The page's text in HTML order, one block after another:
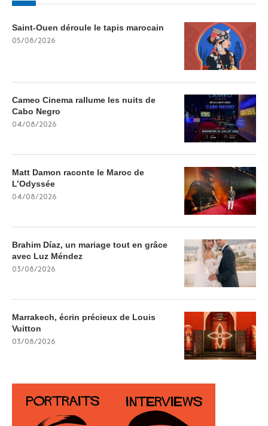
Saint-Ouen déroule le tapis marocain
05/08/2026
Cameo Cinema rallume les nuits de
Cabo Negro
04/08/2026
Matt Damon raconte le Maroc de
L’Odyssée
04/08/2026
Brahim Díaz, un mariage tout en grâce
avec Luz Méndez
03/08/2026
Marrakech, écrin précieux de Louis
Vuitton
03/08/2026